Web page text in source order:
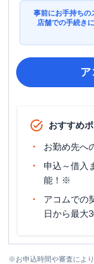
事前にお手持ちの
店舗での手続き
ア
おすすめ
お勤め先へ
申込～借入
能！※
アコムでの
日から最大
※お申込時間や審査によ